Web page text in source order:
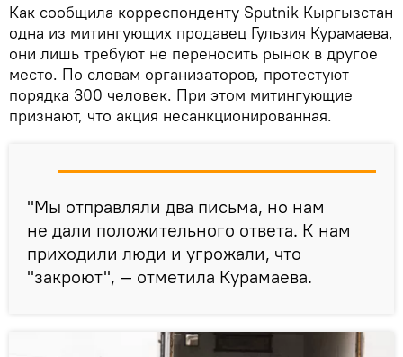
Как сообщила корреспонденту Sputnik Кыргызстан
одна из митингующих продавец Гульзия Курамаева,
они лишь требуют не переносить рынок в другое
место. По словам организаторов, протестуют
порядка 300 человек. При этом митингующие
признают, что акция несанкционированная.
"Мы отправляли два письма, но нам
не дали положительного ответа. К нам
приходили люди и угрожали, что
"закроют", — отметила Курамаева.